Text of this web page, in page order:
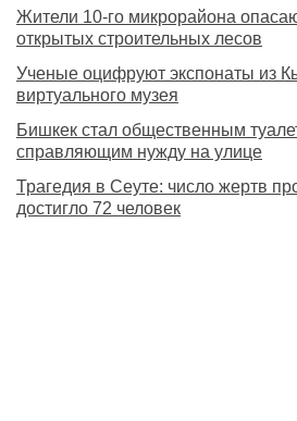
Жители 10-го микрорайона
открытых строительных лесов
Ученые оцифруют экспонаты из
виртуального музея
Бишкек стал общественным
справляющим нужду на улице
Трагедия в Сеуте: число жертв
достигло 72 человек